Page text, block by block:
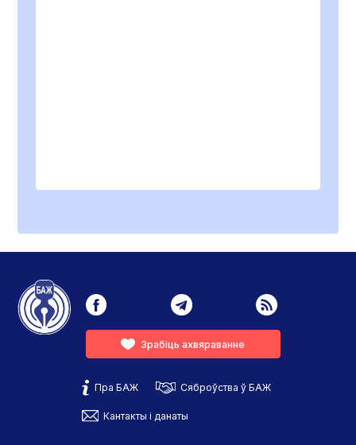
Зрабіць ахвяраванне
Пра БАЖ Сяброўства ў БАЖ
Кантакты і данаты